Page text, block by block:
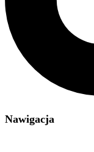
Nawigacja